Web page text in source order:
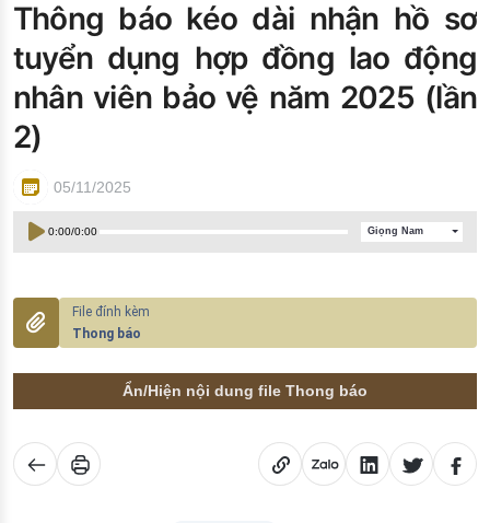
Đào tạo ISO
Thông báo kéo dài nhận hồ sơ
tuyển dụng hợp đồng lao động
nhân viên bảo vệ năm 2025 (lần
2)
05/11/2025
0:00/0:00 Giọng Nam
Thong báo
Ẩn/Hiện nội dung file Thong báo